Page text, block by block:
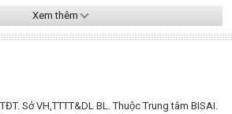
Xem thêm
Sở VH,TTTT&DL BL. Thuộc Trung tâm BISAI.